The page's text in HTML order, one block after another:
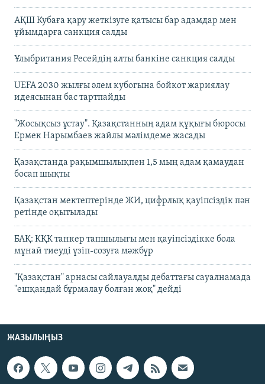
АҚШ Кубаға қару жеткізуге қатысы бар адамдар мен
ұйымдарға санкция салды
Ұлыбритания Ресейдің алты банкіне санкция салды
UEFA 2030 жылғы әлем кубогына бойкот жариялау
идеясынан бас тартпайды
"Жосықсыз ұстау". Қазақстанның адам құқығы бюросы
Ермек Нарымбаев жайлы мәлімдеме жасады
Қазақстанда рақымшылықпен 1,5 мың адам қамаудан
босап шықты
Қазақстан мектептерінде ЖИ, цифрлық қауіпсіздік пән
ретінде оқытылады
БАҚ: КҚК танкер тапшылығы мен қауіпсіздікке бола
мұнай тиеуді үзіп-созуға мәжбүр
"Қазақстан" арнасы сайлауалды дебаттағы сауалнамада
"ешқандай бұрмалау болған жоқ" дейді
ЖАЗЫЛЫҢЫЗ